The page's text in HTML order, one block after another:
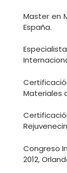
Master en
España.
Materiales
Congreso
2012,